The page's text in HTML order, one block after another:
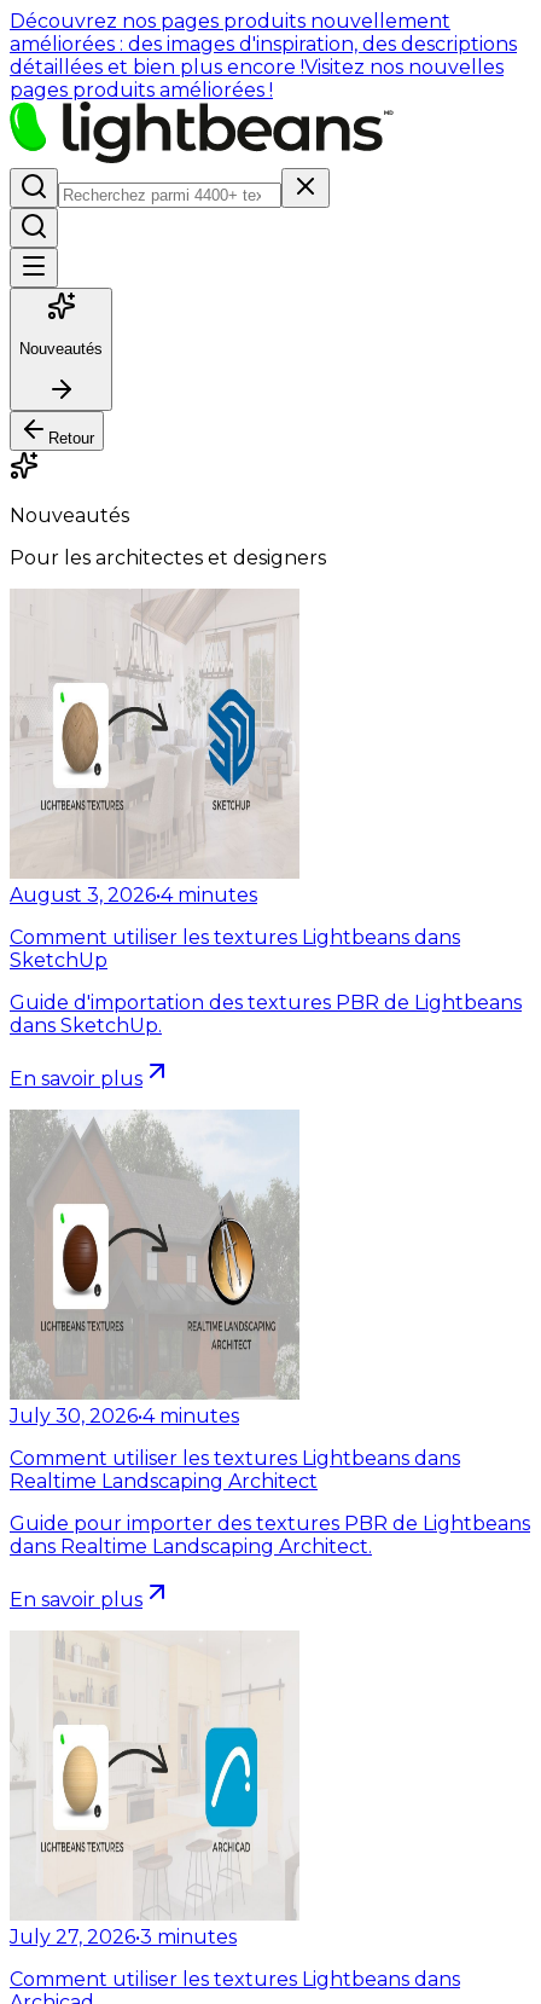
Découvrez nos pages produits nouvellement
améliorées : des images d'inspiration, des descriptions
détaillées et bien plus encore !Visitez nos nouvelles
pages produits améliorées !
Nouveautés
Retour
Nouveautés
Pour les architectes et designers
August 3, 2026•4 minutes
Comment utiliser les textures Lightbeans dans
SketchUp
Guide d'importation des textures PBR de Lightbeans
dans SketchUp.
En savoir plus
July 30, 2026•4 minutes
Comment utiliser les textures Lightbeans dans
Realtime Landscaping Architect
Guide pour importer des textures PBR de Lightbeans
dans Realtime Landscaping Architect.
En savoir plus
July 27, 2026•3 minutes
Comment utiliser les textures Lightbeans dans